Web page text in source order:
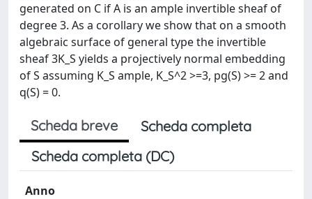
generated on C if A is an ample invertible sheaf of
degree 3. As a corollary we show that on a smooth
algebraic surface of general type the invertible
sheaf 3K_S yields a projectively normal embedding
of S assuming K_S ample, K_S^2 >=3, pg(S) >= 2 and
q(S) = 0.
Scheda breve
Scheda completa
Scheda completa (DC)
Anno